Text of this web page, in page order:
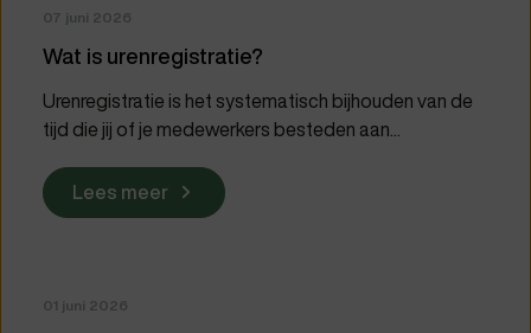
07 juni 2026
Wat is urenregistratie?
Urenregistratie is het systematisch bijhouden van de
tijd die jij of je medewerkers besteden aan...
Lees meer
01 juni 2026